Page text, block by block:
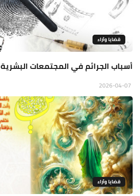
قضايا وآراء
أسباب الجرائم في المجتمعات البشرية
قضايا وآراء